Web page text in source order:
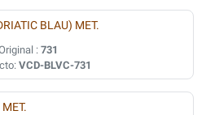
BLAU) MET.
: 731
VCD-BLVC-731